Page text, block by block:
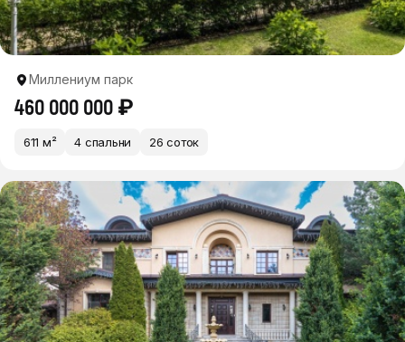
Миллениум парк
460 000 000 ₽
611 м² 4 спальни 26 соток